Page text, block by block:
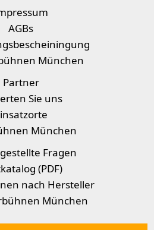
AGBs
München
Partner
Sie uns
München
Fragen
(PDF)
nach Hersteller
München